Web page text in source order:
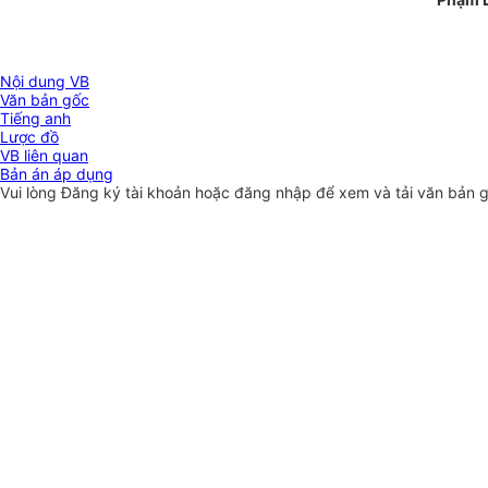
Nội dung VB
Văn bản gốc
Tiếng anh
Lược đồ
VB liên quan
Bản án áp dụng
Vui lòngĐăng ký tài khoản hoặc đăng nhập để xem và tải văn bản